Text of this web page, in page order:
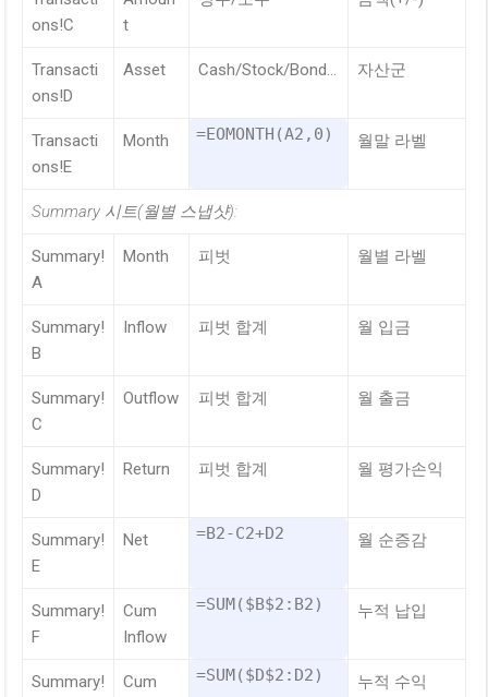
ons!C
t
Transacti
ons!D
Asset Cash/Stock/Bond… 자산군
Transacti
ons!E
Month =EOMONTH(A2,0) 월말 라벨
Summary 시트(월별 스냅샷):
Summary!
A
Month 피벗 월별 라벨
Summary!
B
Inflow 피벗 합계 월 입금
Summary!
C
Outflow 피벗 합계 월 출금
Summary!
D
Return 피벗 합계 월 평가손익
Summary!
E
Net =B2-C2+D2 월 순증감
Summary!
F
Cum
Inflow
=SUM($B$2:B2) 누적 납입
Summary!
Cum
=SUM($D$2:D2) 누적 수익